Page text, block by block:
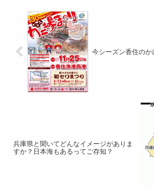
今シーズン香住のか
兵庫県と聞いてどんなイメージがありま
すか？日本海もあるってご存知？